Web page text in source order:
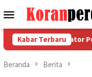
ke
Menu
Mobile
Kabar Terbaru
Indikator
Beranda Berita